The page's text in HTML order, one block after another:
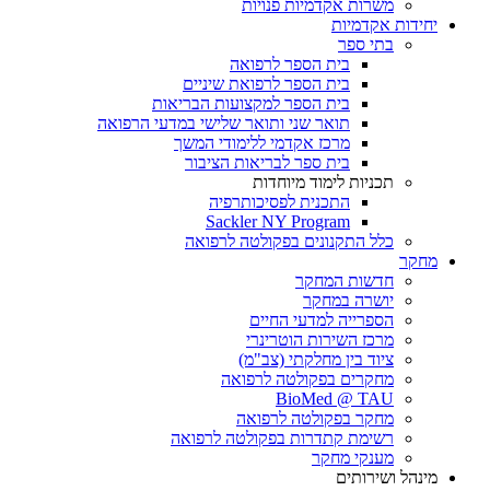
משרות אקדמיות פנויות
יחידות אקדמיות
בתי ספר
בית הספר לרפואה
בית הספר לרפואת שיניים
בית הספר למקצועות הבריאות
תואר שני ותואר שלישי במדעי הרפואה
מרכז אקדמי ללימודי המשך
בית ספר לבריאות הציבור
תכניות לימוד מיוחדות
התכנית לפסיכותרפיה
Sackler NY Program
כלל התקנונים בפקולטה לרפואה
מחקר
חדשות המחקר
יושרה במחקר
הספרייה למדעי החיים
מרכז השירות הוטרינרי
ציוד בין מחלקתי (צב"מ)
מחקרים בפקולטה לרפואה
BioMed @ TAU
מחקר בפקולטה לרפואה
רשימת קתדרות בפקולטה לרפואה
מענקי מחקר
מינהל ושירותים